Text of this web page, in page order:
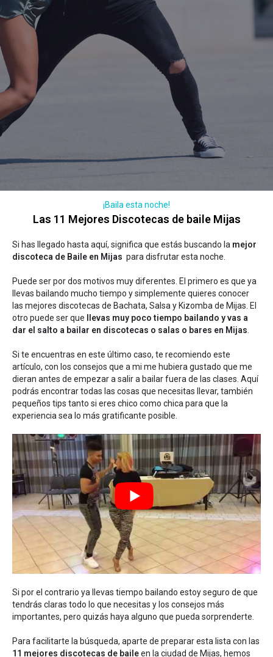
¡Baila esta noche!
Las 11 Mejores Discotecas de baile Mijas
Si has llegado hasta aquí, significa que estás buscando la mejor
discoteca de Baile en Mijas para disfrutar esta noche.
Puede ser por dos motivos muy diferentes. El primero es que ya
llevas bailando mucho tiempo y simplemente quieres conocer
las mejores discotecas de Bachata, Salsa y Kizomba de Mijas. El
otro puede ser que
llevas muy poco tiempo bailando y vas a
dar el salto a bailar en discotecas o salas o bares en Mijas
Si te encuentras en este último caso, te recomiendo este
artículo, con los consejos que a mi me hubiera gustado que me
dieran antes de empezar a salir a bailar fuera de las clases . Aquí
podrás encontrar todas las cosas que necesitas llevar, también
pequeños tips tanto si eres chico como chica para que la
experiencia sea lo más gratificante posible.
Si por el contrario ya llevas tiempo bailando estoy seguro de que
tendrás claras todo lo que necesitas y los consejos más
importantes, pero quizás haya alguno que pueda sorprenderte.
Para facilitarte la búsqueda, aparte de preparar esta lista con las
11 mejores discotecas de baileen la ciudad de Mijas, hemos